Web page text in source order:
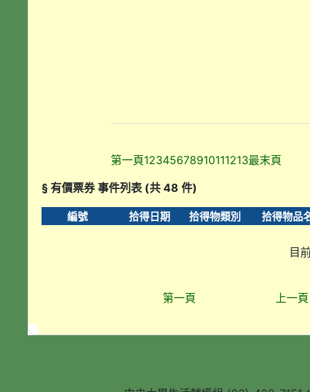
第一頁12345678910111213最末頁
§ 有價票券 事件列表 (共 48 件)
編號 拾得日期 拾得物類別 拾得物品
目
第一頁 上一頁